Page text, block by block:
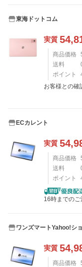
東海ドットコム
実質
商品価格
送料
ポイント
お客様との確
ECカレント
実質
商品価格
送料
ポイント
16時までのご
ワンズマートYahoo!シ
実質
商品価格